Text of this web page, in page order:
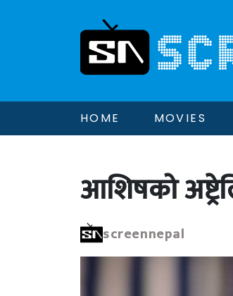
HOME MOVIES
आशिषको
screennepal